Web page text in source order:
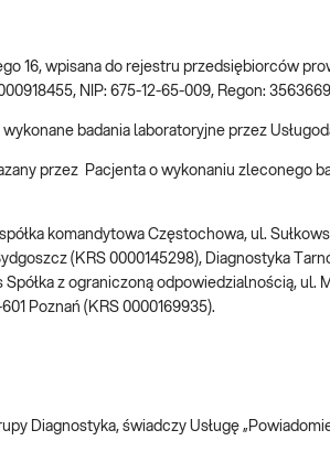
16, wpisana do rejestru przedsiębiorców
NIP: 675-12-65-009, Regon:
badania laboratoryjne przez
przez Pacjenta o wykonaniu zleconego
komandytowa Częstochowa, ul.
(KRS 0000145298), Diagnostyka
z ograniczoną odpowiedzialnością, ul.
Poznań (KRS 0000169935).
Diagnostyka, świadczy Usługę